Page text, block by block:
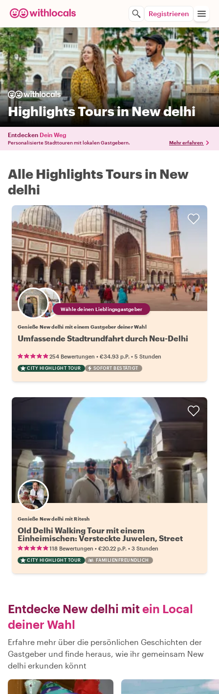
Registrieren
Highlights Tours in New delhi
Entdecken Dein Weg
Personalisierte Stadttouren mit lokalen Gastgebern. Mehr erfahren
Alle Highlights Tours in New
delhi
Wähle deinen Lieblingsgastgeber
Genieße New delhi mit einem Gastgeber deiner Wahl
Umfassende Stadtrundfahrt durch Neu-Delhi
254 Bewertungen • €34.93 p.P. • 5 Stunden
CITY HIGHLIGHT TOUR SOFORT BESTÄTIGT
Genieße New delhi mit Ritesh
Old Delhi Walking Tour mit einem
Einheimischen: Versteckte Juwelen, Street
Food & Kultur118 Bewertungen • €20.22 p.P. • 3 Stunden
CITY HIGHLIGHT TOUR FAMILIENFREUNDLICH
Entdecke New delhi mitein Local
deiner Wahl
Erfahre mehr über die persönlichen Geschichten der
Gastgeber und finde heraus, wie ihr gemeinsam New
delhi erkunden könnt